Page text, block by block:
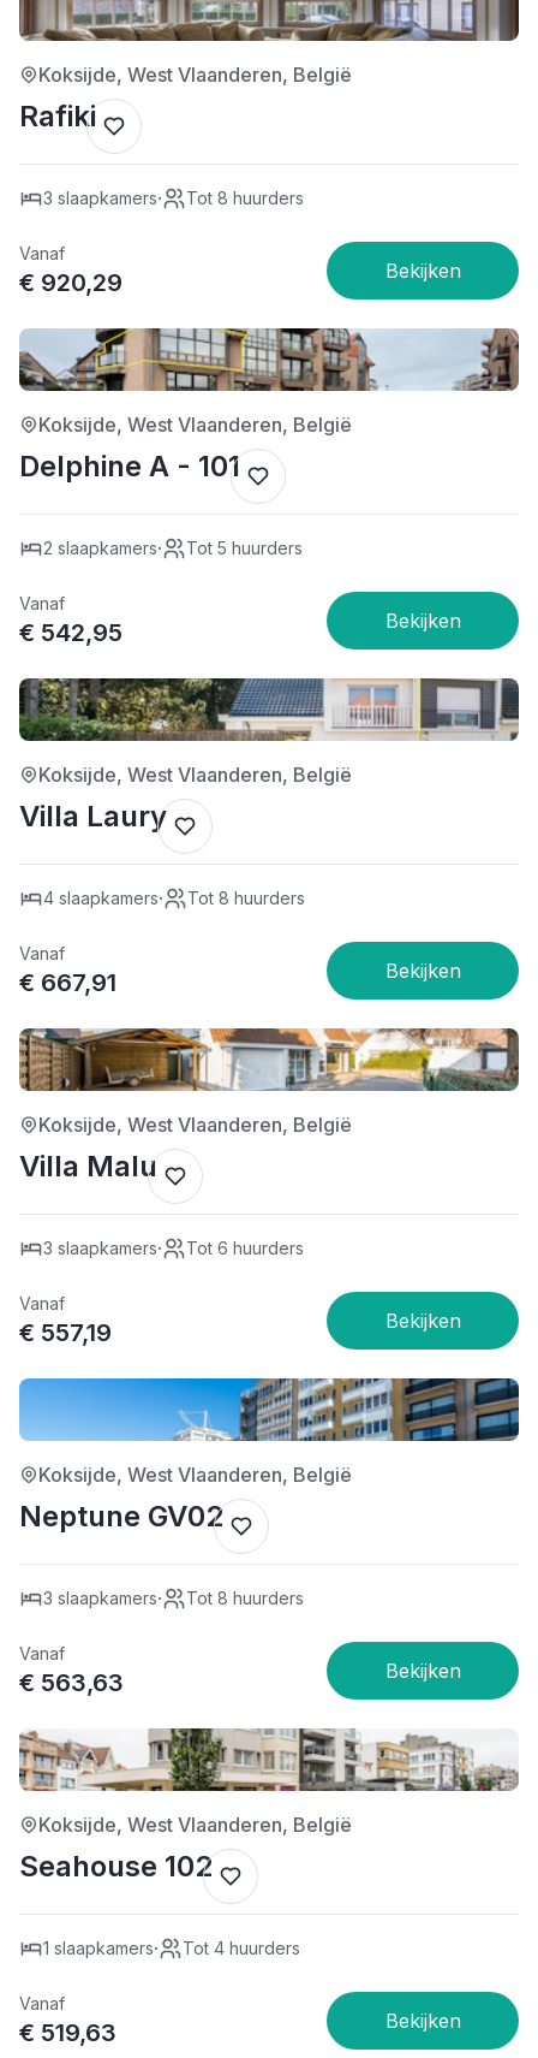
5/5
Koksijde, West Vlaanderen, België
Rafiki
3 slaapkamers· Tot 8 huurders
Vanaf
€ 920,29
4/5
Koksijde, West Vlaanderen, België
Delphine A - 101
2 slaapkamers· Tot 5 huurders
Vanaf
€ 542,95
5/5
Koksijde, West Vlaanderen, België
Villa Laury
4 slaapkamers· Tot 8 huurders
Vanaf
€ 667,91
3/5
Koksijde, West Vlaanderen, België
Villa Malu
3 slaapkamers· Tot 6 huurders
Vanaf
€ 557,19
Koksijde, West Vlaanderen, België
Neptune GV02
3 slaapkamers· Tot 8 huurders
Vanaf
€ 563,63
4/5
Koksijde, West Vlaanderen, België
Seahouse 102
1 slaapkamers· Tot 4 huurders
Vanaf
€ 519,63